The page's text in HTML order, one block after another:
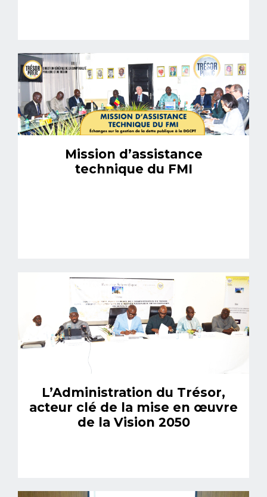
Mission d’assistance
technique du FMI
L’Administration du Trésor,
acteur clé de la mise en œuvre
de la Vision 2050